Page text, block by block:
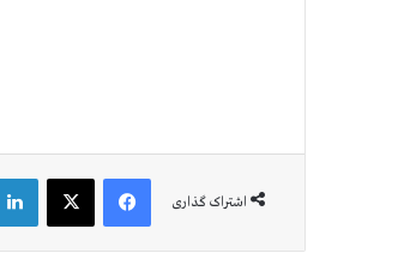
اشتراک گذاری
فیس بوک X